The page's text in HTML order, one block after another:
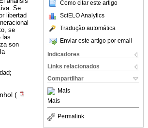
Como citar este artigo
SciELO Analytics
Tradução automática
Enviar este artigo por email
Indicadores
Links relacionados
Compartilhar
Mais
Mais
Permalink
Se
libertad
se
las
son
(